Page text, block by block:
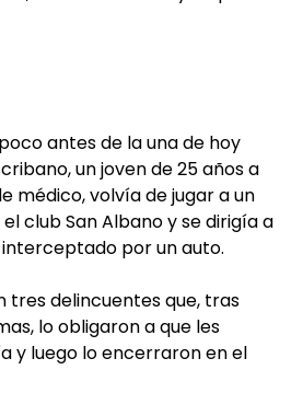
antes de la una de hoy
un joven de 25 años a
médico, volvía de jugar a un
club San Albano y se dirigía a
por un auto.
tres delincuentes que, tras
lo obligaron a que les
y luego lo encerraron en el